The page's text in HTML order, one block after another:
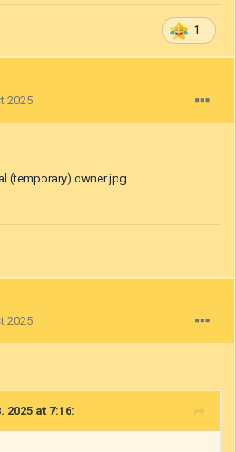
1
2025
(temporary) owner jpg
2025
2025 at 7:16: